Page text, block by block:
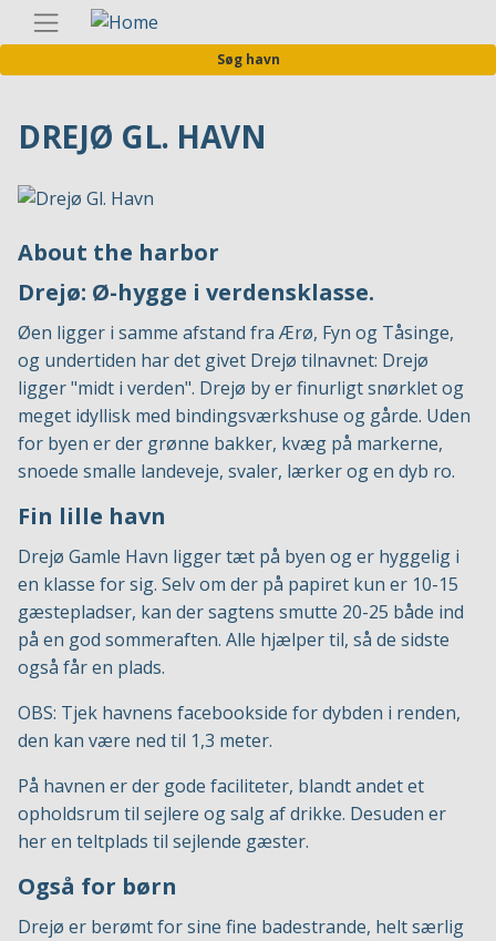
til
hovedindhold
Søg havn
DREJØ GL. HAVN
About the harbor
Drejø: Ø-hygge i verdensklasse.
Øen ligger i samme afstand fra Ærø, Fyn og Tåsinge,
og undertiden har det givet Drejø tilnavnet: Drejø
ligger "midt i verden". Drejø by er finurligt snørklet og
meget idyllisk med bindingsværkshuse og gårde. Uden
for byen er der grønne bakker, kvæg på markerne,
snoede smalle landeveje, svaler, lærker og en dyb ro.
Fin lille havn
Drejø Gamle Havn ligger tæt på byen og er hyggelig i
en klasse for sig. Selv om der på papiret kun er 10-15
gæstepladser, kan der sagtens smutte 20-25 både ind
på en god sommeraften. Alle hjælper til, så de sidste
også får en plads.
OBS: Tjek havnens facebookside for dybden i renden,
den kan være ned til 1,3 meter.
På havnen er der gode faciliteter, blandt andet et
opholdsrum til sejlere og salg af drikke. Desuden er
her en teltplads til sejlende gæster.
Også for børn
Drejø er berømt for sine fine badestrande, helt særlig